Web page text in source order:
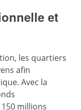
et
les quartiers
afin
Avec la
millions